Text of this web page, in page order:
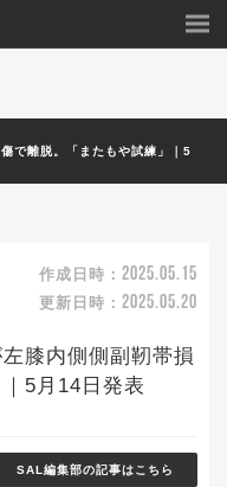
で離脱。「またもや試練」｜5
作成日時： 2025.05.15
更新日時： 2025.05.20
膝内側側副靭帯損
5月14日発表
SAL編集部の記事はこちら